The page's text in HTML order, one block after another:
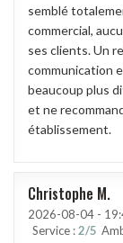
semblé
commercial,
ses clients. Un
communication
beaucoup plus
et ne
établissement.
Christophe M
2026-08-04 -
Service :2/5